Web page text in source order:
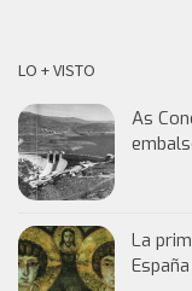
LO + VISTO
As
La